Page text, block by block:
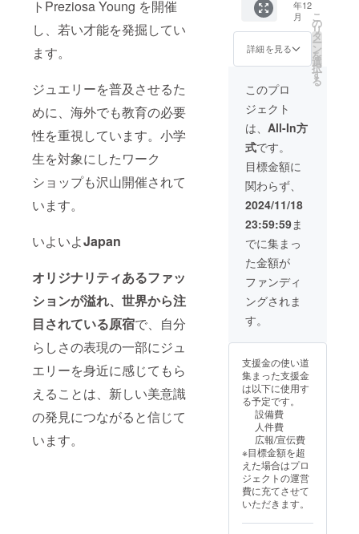
トPreziosa Young を開催
し、若い才能を発掘してい
ます。
ジュエリーを普及させるた
めに、海外でも教育の必要
性を重視しています。小学
生を対象にしたワーク
ショップも沢山開催されて
います。
いよいよJapan
オリジナリティあるファッ
ションが溢れ、世界から注
目されている原宿で、自分
らしさの表現の一部にジュ
エリーを身近に感じてもら
えることは、新しい美意識
の発見につながると信じて
います。
ための
限定作
品で
す。１
です。
＊お好
きなお
名前を
お入れ
しま
す。 備
考欄に
お好き
な名前
をロー
マ字で
ご記入
くださ
い。
（10文
字以
内）
【カリ
グラ
フィー
作家の
日比野
さん
Life is
beautif
ul パー
プル
フレー
ム(約
200mm
×300m
mガラ
ス無
し)】
WJJの
為の限
定作品
＊お好
きなお
名前を
お入れ
考欄に
な名前
をロー
マ字で
ご記入
くださ
い。
（10文
字以
内）
年12
月
詳細を見る
こ
の
リ
タ
ー
ン
を
選
択
す
る
このプロ
ジェクト
は、 All-In方
式です。
目標金額に
関わらず、
2024/11/18
23:59:59ま
でに集まっ
た金額が
ファンディ
ングされま
す。
支援金の使い道
集まった支援金
は以下に使用す
る予定です。
設備費
人件費
広報/宣伝費
※目標金額を超
えた場合はプロ
ジェクトの運営
費に充てさせて
いただきます。